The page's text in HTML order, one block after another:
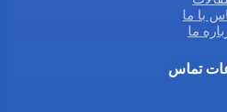
با ما
ما
تماس